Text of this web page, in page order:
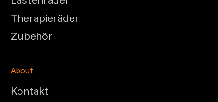
Therapieräder
Zubehör
About
Kontakt